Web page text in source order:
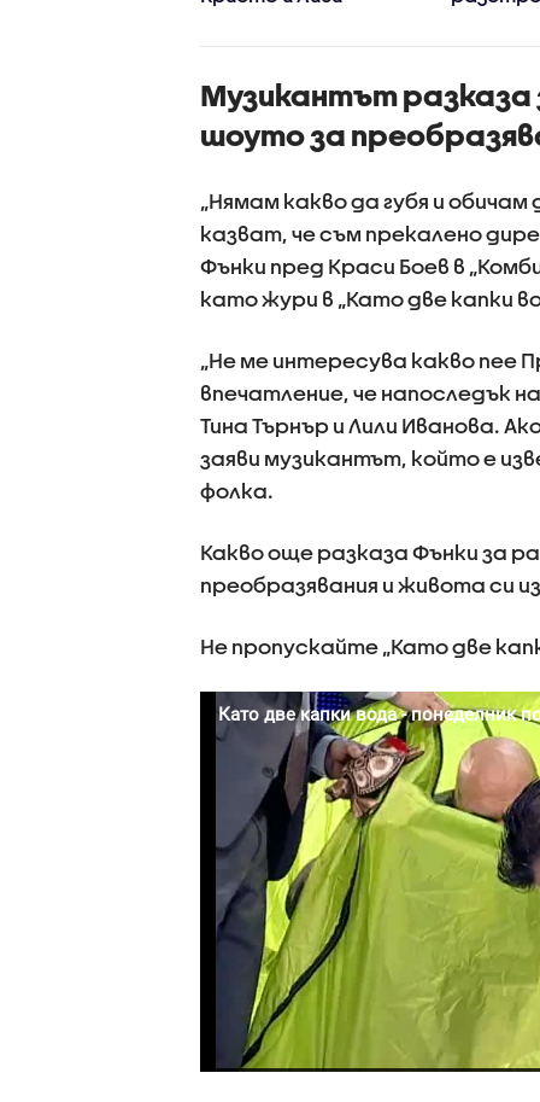
Музикантът разказа
шоуто за
„Нямам какво да губя и
казват, че съм прекалено
Фънки пред Краси Боев в
като жури в „Като две капки
„Не ме интересува какво пее
впечатление, че напоследък
Тина Търнър и Лили Иванова.
заяви музикантът, който е
фолка.
Какво още разказа Фънки за
преобразявания и живота си
Не пропускайте „Като две